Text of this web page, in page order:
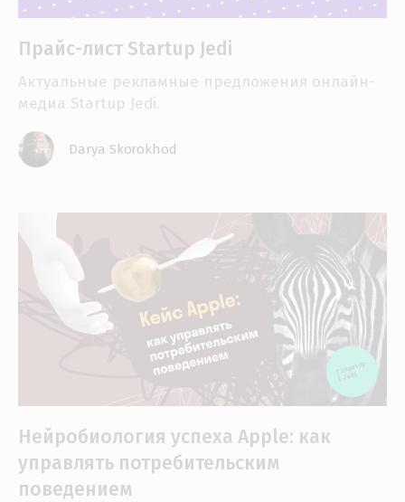
Прайс-лист Startup Jedi
Актуальные рекламные предложения онлайн-
медиа Startup Jedi.
Darya Skorokhod
Нейробиология успеха Apple: как
управлять потребительским
поведением